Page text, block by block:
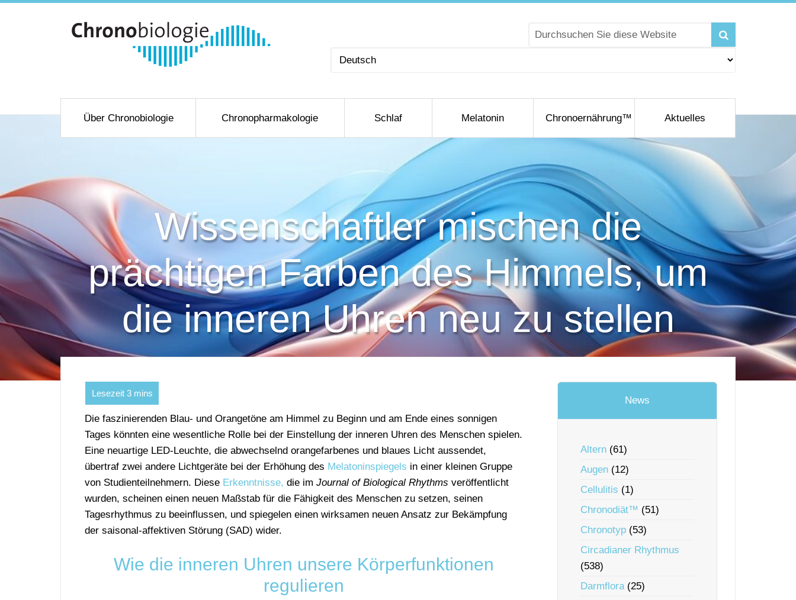
Sprache
Über Chronobiologie Chronopharmakologie Schlaf Melatonin Chronoernährung™ Aktuelles
Wissenschaftler mischen die
prächtigen Farben des Himmels, um
die inneren Uhren neu zu stellen
Die faszinierenden Blau- und Orangetöne am Himmel zu Beginn und am Ende eines sonnigen
Tages könnten eine wesentliche Rolle bei der Einstellung der inneren Uhren des Menschen spielen.
Eine neuartige LED-Leuchte, die abwechselnd orangefarbenes und blaues Licht aussendet,
übertraf zwei andere Lichtgeräte bei der Erhöhung des Melatoninspiegels in einer kleinen Gruppe
von Studienteilnehmern. Diese Erkenntnisse, die im Journal of Biological Rhythms veröffentlicht
wurden, scheinen einen neuen Maßstab für die Fähigkeit des Menschen zu setzen, seinen
Tagesrhythmus zu beeinflussen, und spiegelen einen wirksamen neuen Ansatz zur Bekämpfung
der saisonal-affektiven Störung (SAD) wider.
Wie die inneren Uhren unsere Körperfunktionen
regulieren
News
Altern (61)
Augen (12)
Cellulitis (1)
Chronodiät™ (51)
Chronotyp (53)
Circadianer Rhythmus
(538)
Darmflora(25)